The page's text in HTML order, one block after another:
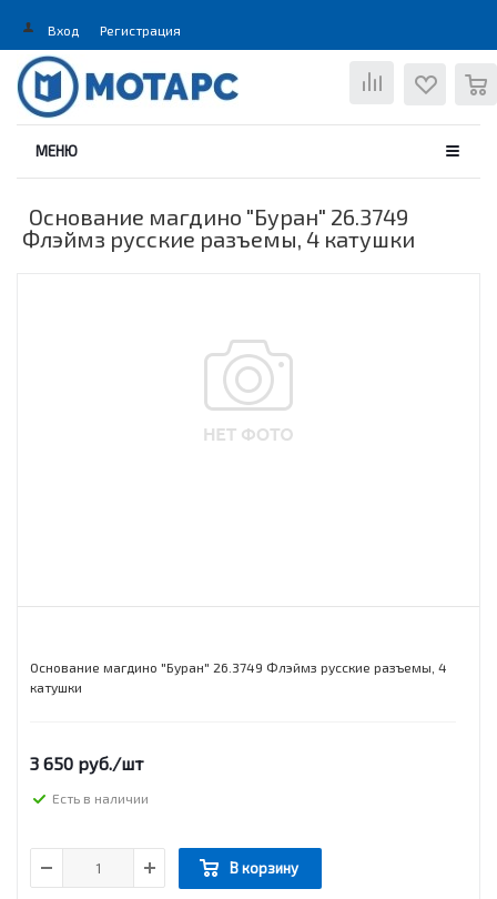
Вход Регистрация
МЕНЮ
Основание магдино "Буран" 26.3749
Флэймз русские разъемы, 4 катушки
Основание магдино "Буран" 26.3749 Флэймз русские разъемы, 4
катушки
3 650 руб./шт
Есть в наличии
В корзину